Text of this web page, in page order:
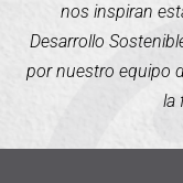
nos inspiran
Desarrollo
por nuestro equipo
la